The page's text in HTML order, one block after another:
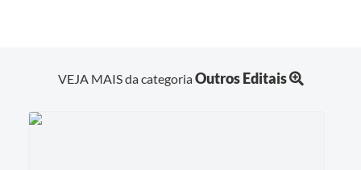
VEJA MAIS da categoriaOutros Editais